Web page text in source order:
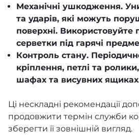
Механічні ушкодження.
та ударів, які можуть
поверхні. Використовуйте
серветки під гарячі
Контроль стану.
кріплення, петлі та
шафах та висувних
Ці нескладні рекомендації
продовжити термін служби
зберегти її зовнішній вигляд.